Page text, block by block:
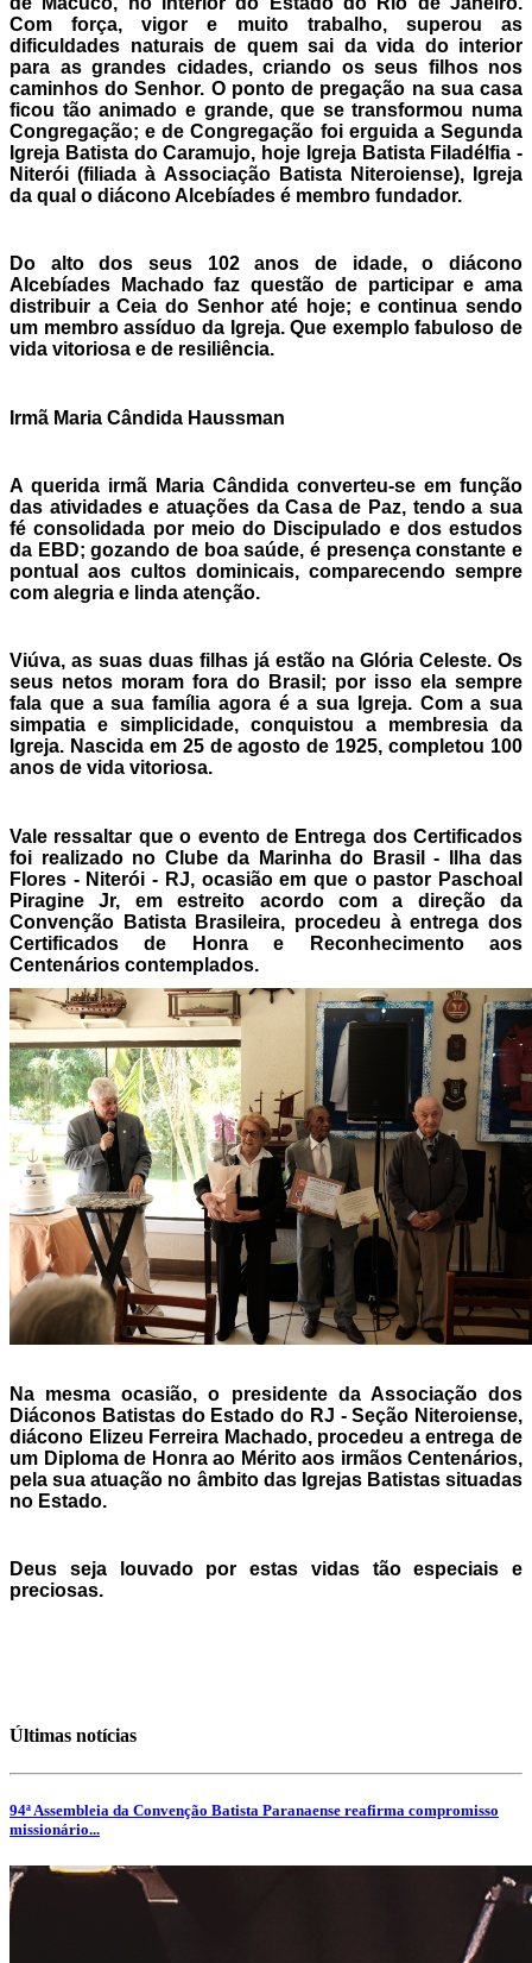
Com força, vigor e muito trabalho, superou as
dificuldades naturais de quem sai da vida do interior
para as grandes cidades, criando os seus filhos nos
caminhos do Senhor. O ponto de pregação na sua casa
ficou tão animado e grande, que se transformou numa
Congregação; e de Congregação foi erguida a Segunda
Igreja Batista do Caramujo, hoje Igreja Batista Filadélfia -
Niterói (filiada à Associação Batista Niteroiense), Igreja
da qual o diácono Alcebíades é membro fundador.
Do alto dos seus 102 anos de idade, o diácono
Alcebíades Machado faz questão de participar e ama
distribuir a Ceia do Senhor até hoje; e continua sendo
um membro assíduo da Igreja. Que exemplo fabuloso de
vida vitoriosa e de resiliência.
Irmã Maria Cândida Haussman
A querida irmã Maria Cândida converteu-se em função
das atividades e atuações da Casa de Paz, tendo a sua
fé consolidada por meio do Discipulado e dos estudos
da EBD; gozando de boa saúde, é presença constante e
pontual aos cultos dominicais, comparecendo sempre
com alegria e linda atenção.
Viúva, as suas duas filhas já estão na Glória Celeste. Os
seus netos moram fora do Brasil; por isso ela sempre
fala que a sua família agora é a sua Igreja. Com a sua
simpatia e simplicidade, conquistou a membresia da
Igreja. Nascida em 25 de agosto de 1925, completou 100
anos de vida vitoriosa.
Vale ressaltar que o evento de Entrega dos Certificados
foi realizado no Clube da Marinha do Brasil - Ilha das
Flores - Niterói - RJ, ocasião em que o pastor Paschoal
Piragine Jr, em estreito acordo com a direção da
Convenção Batista Brasileira, procedeu à entrega dos
Certificados de Honra e Reconhecimento aos
Centenários contemplados.
Na mesma ocasião, o presidente da Associação dos
Diáconos Batistas do Estado do RJ - Seção Niteroiense,
diácono Elizeu Ferreira Machado, procedeu a entrega de
um Diploma de Honra ao Mérito aos irmãos Centenários,
pela sua atuação no âmbito das Igrejas Batistas situadas
no Estado.
Deus seja louvado por estas vidas tão especiais e
preciosas.
Últimas notícias
94ª Assembleia da Convenção Batista Paranaense reafirma compromisso
missionário...